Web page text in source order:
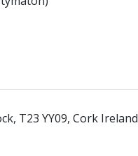
T23 YY09, Cork Ireland